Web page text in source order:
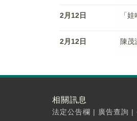
2月12日 「
2月12日 陳茂
相關訊息
法定公告欄 | 廣告查詢 |